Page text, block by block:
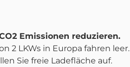
Emissionen reduzieren.
2 LKWs in Europa fahren leer.
Sie freie Ladefläche auf.